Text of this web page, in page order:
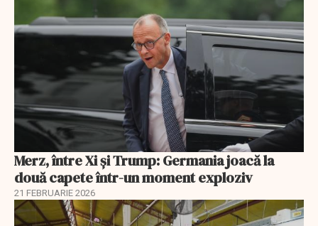
Merz, între Xi și Trump: Germania joacă la
două capete într-un moment exploziv
21 FEBRUARIE 2026